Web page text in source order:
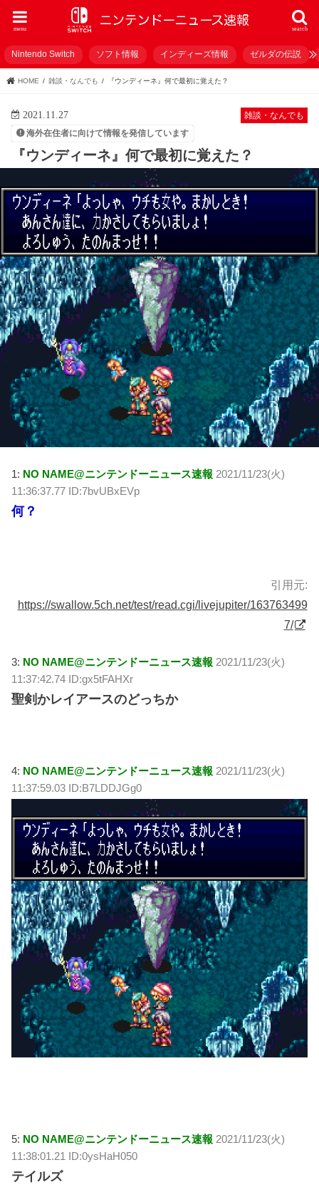
search
menu
Nintendo Switch ソフト情報 インディーズ情報 ゼルダの伝説
HOME 雑談・なんでも 『ウンディーネ』何で最初に覚えた？
雑談・なんでも
2021.11.27
海外在住者に向けて情報を発信しています
『ウンディーネ』何で最初に覚えた？
1: NO NAME@ニンテンドーニュース速報 2021/11/23(火)
11:36:37.77 ID:7bvUBxEVp
何？
引用元:
https://swallow.5ch.net/test/read.cgi/livejupiter/163763499
7/
3: NO NAME@ニンテンドーニュース速報 2021/11/23(火)
11:37:42.74 ID:gx5tFAHXr
聖剣かレイアースのどっちか
4: NO NAME@ニンテンドーニュース速報 2021/11/23(火)
11:37:59.03 ID:B7LDDJGg0
5: NO NAME@ニンテンドーニュース速報 2021/11/23(火)
11:38:01.21 ID:0ysHaH050
テイルズ